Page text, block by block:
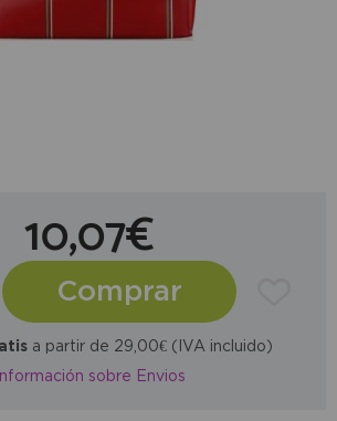
10,07€
Comprar
a partir de 29,00€ (IVA incluido)
Información sobre Envios